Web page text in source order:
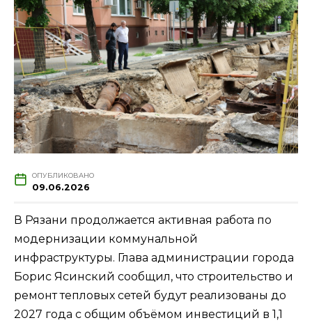
ОПУБЛИКОВАНО
09.06.2026
В Рязани продолжается активная работа по
модернизации коммунальной
инфраструктуры. Глава администрации города
Борис Ясинский сообщил, что строительство и
ремонт тепловых сетей будут реализованы до
2027 года с общим объёмом инвестиций в 1,1